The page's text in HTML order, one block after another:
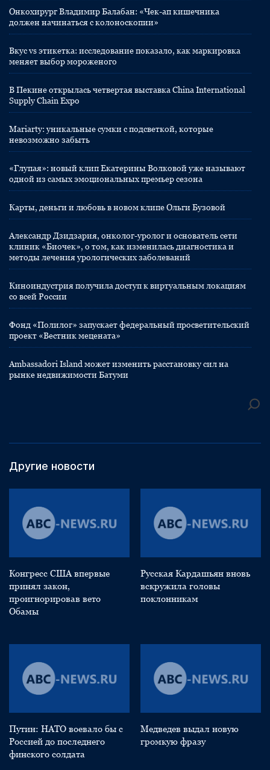
Онкохирург Владимир Балабан: «Чек-ап кишечника
должен начинаться с колоноскопии»
Вкус vs этикетка: исследование показало, как маркировка
меняет выбор мороженого
В Пекине открылась четвертая выставка China International
Supply Chain Expo
Mariarty: уникальные сумки с подсветкой, которые
невозможно забыть
«Глупая»: новый клип Екатерины Волковой уже называют
одной из самых эмоциональных премьер сезона
Карты, деньги и любовь в новом клипе Ольги Бузовой
Александр Дзидзария, онколог-уролог и основатель сети
клиник «Биочек», о том, как изменилась диагностика и
методы лечения урологических заболеваний
Киноиндустрия получила доступ к виртуальным локациям
со всей России
Фонд «Полилог» запускает федеральный просветительский
проект «Вестник мецената»
Ambassadori Island может изменить расстановку сил на
рынке недвижимости Батуми
Другие новости
Конгресс США впервые
принял закон,
проигнорировав вето
Обамы
Русская Кардашьян вновь
вскружила головы
поклонникам
Путин: НАТО воевало бы с
Россией до последнего
финского солдата
Медведев выдал новую
громкую фразу